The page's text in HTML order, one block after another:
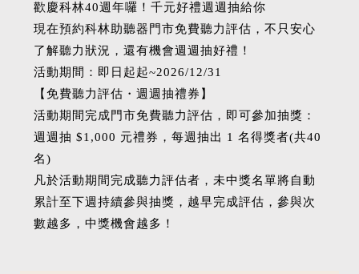
歡慶科林40週年囉！千元好禮週週抽給你
現在預約科林助聽器門市免費聽力評估，不只安心
了解聽力狀況，還有機會週週抽好禮！
活動期間：即日起起~2026/12/31
【免費聽力評估・週週抽禮券】
活動期間完成門市免費聽力評估，即可參加抽獎：
週週抽 $1,000 元禮券，每週抽出 1 名得獎者(共40
名)
凡於活動期間完成聽力評估者，未中獎名單將自動
累計至下週持續參與抽獎，越早完成評估，參與次
數越多，中獎機會越多！